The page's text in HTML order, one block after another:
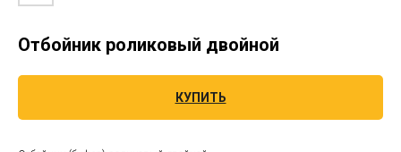
Отбойник роликовый двойной
КУПИТЬ